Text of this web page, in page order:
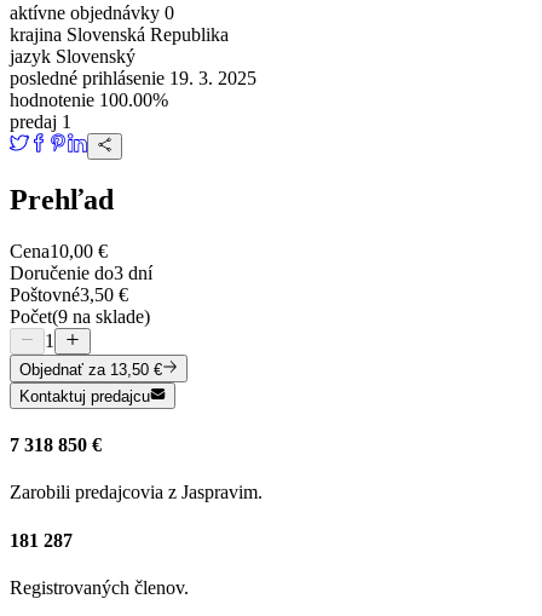
aktívne objednávky 0
krajina Slovenská Republika
jazyk Slovenský
posledné prihlásenie 19. 3. 2025
hodnotenie 100.00%
predaj 1
Prehľad
Cena10,00 €
Doručenie do3 dní
Poštovné3,50 €
Počet(9 na sklade)
1
Objednať za 13,50 €
Kontaktuj predajcu
7 318 850 €
Zarobili predajcovia z Jaspravim.
181 287
Registrovaných členov.